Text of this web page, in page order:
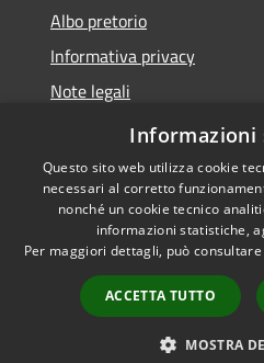
Albo pretorio
Informativa privacy
Note legali
Dichiarazione di accessibilità
Accessibilità
Informazioni
Questo sito web utilizza cookie
necessari al corretto
nonché un cookie tecnico
informazioni statistiche,
Per maggiori dettagli, può
ACCETTA TUTTO
MOSTRA